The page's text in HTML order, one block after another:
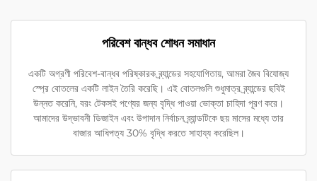
পরিবেশ বান্ধব শোধন সমাধান
একটি অগ্রণী পরিবেশ-বান্ধব পরিষ্কারক ব্র্যান্ডের সহযোগিতায়, আমরা জৈব বিযোজ্য
স্প্রে বোতলের একটি লাইন তৈরি করেছি। এই বোতলগুলি শুধুমাত্র ব্র্যান্ডের ছবিই
উন্নত করেনি, বরং টেকসই পণ্যের জন্য বৃদ্ধি পাওয়া ভোক্তা চাহিদা পূরণ করে।
আমাদের উদ্ভাবনী ডিজাইন এবং উপাদান নির্বাচন ব্র্যান্ডটিকে ছয় মাসের মধ্যে তার
বাজার আধিপত্য 30% বৃদ্ধি করতে সাহায্য করেছিল।